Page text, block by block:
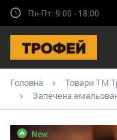
Пн-Пт: 9:00 - 18:00
Головна
Товари ТМ
Запечена
New